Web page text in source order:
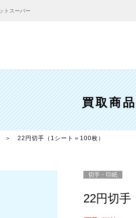
トスーパー
買取商品
22円切手（1シート＝100枚）
切手・印紙
22円切手